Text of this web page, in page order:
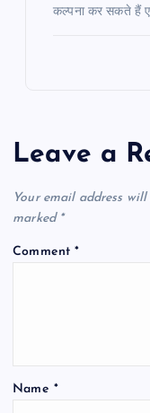
कल्पना कर सकते हैं
Leave a
Your email address
marked *
Comment*
Name *